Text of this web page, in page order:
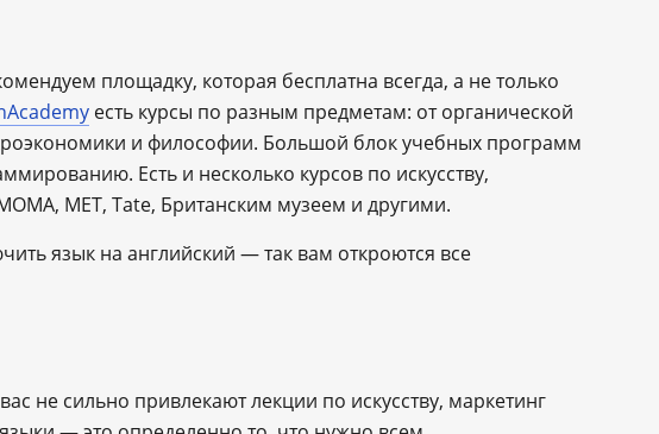
площадку, которая бесплатна всегда, а не только
есть курсы по разным предметам: от органической
и философии. Большой блок учебных программ
Есть и несколько курсов по искусству,
MET, Tate, Британским музеем и другими.
язык на английский — так вам откроются все
не сильно привлекают лекции по искусству, маркетинг